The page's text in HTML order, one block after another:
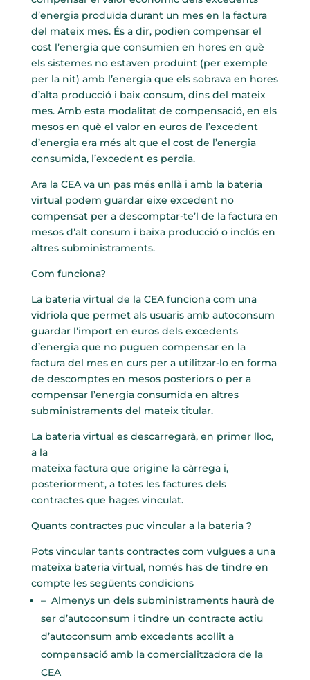
d’energia produïda durant un mes en la factura
del mateix mes. És a dir, podien compensar el
cost l’energia que consumien en hores en què
els sistemes no estaven produint (per exemple
per la nit) amb l’energia que els sobrava en hores
d’alta producció i baix consum, dins del mateix
mes. Amb esta modalitat de compensació, en els
mesos en què el valor en euros de l’excedent
d’energia era més alt que el cost de l’energia
consumida, l’excedent es perdia.
Ara la CEA va un pas més enllà i amb la bateria
virtual podem guardar eixe excedent no
compensat per a descomptar-te’l de la factura en
mesos d’alt consum i baixa producció o inclús en
altres subministraments.
Com funciona?
La bateria virtual de la CEA funciona com una
vidriola que permet als usuaris amb autoconsum
guardar l’import en euros dels excedents
d’energia que no puguen compensar en la
factura del mes en curs per a utilitzar-lo en forma
de descomptes en mesos posteriors o per a
compensar l’energia consumida en altres
subministraments del mateix titular.
La bateria virtual es descarregarà, en primer lloc,
a la
mateixa factura que origine la càrrega i,
posteriorment, a totes les factures dels
contractes que hages vinculat.
Quants contractes puc vincular a la bateria ?
Pots vincular tants contractes com vulgues a una
mateixa bateria virtual, només has de tindre en
compte les següents condicions
– Almenys un dels subministraments haurà de
ser d’autoconsum i tindre un contracte actiu
d’autoconsum amb excedents acollit a
compensació amb la comercialitzadora de la
CEA